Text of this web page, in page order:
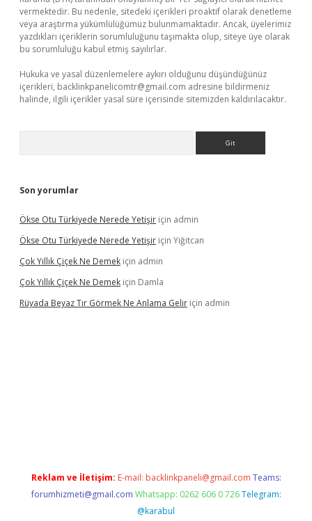
vermektedir. Bu nedenle, sitedeki içerikleri proaktif olarak denetleme
veya araştırma yükümlülüğümüz bulunmamaktadır. Ancak, üyelerimiz
yazdıkları içeriklerin sorumluluğunu taşımakta olup, siteye üye olarak
bu sorumluluğu kabul etmiş sayılırlar.
Hukuka ve yasal düzenlemelere aykırı olduğunu düşündüğünüz
içerikleri, backlinkpanelicomtr@gmail.com adresine bildirmeniz
halinde, ilgili içerikler yasal süre içerisinde sitemizden kaldırılacaktır.
Son yorumlar
Ökse Otu Türkiyede Nerede Yetişir için admin
Ökse Otu Türkiyede Nerede Yetişir için Yiğitcan
Çok Yıllık Çiçek Ne Demek için admin
Çok Yıllık Çiçek Ne Demek için Damla
Rüyada Beyaz Tır Görmek Ne Anlama Gelir için admin
Reklam ve İletişim: E-mail: backlinkpaneli@gmail.com Teams:
forumhizmeti@gmail.com Whatsapp: 0262 606 0 726 Telegram:
@karabul